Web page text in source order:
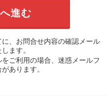
、お問合せ内容の確認メール
ます。
ご利用の場合、迷惑メールフ
あります。